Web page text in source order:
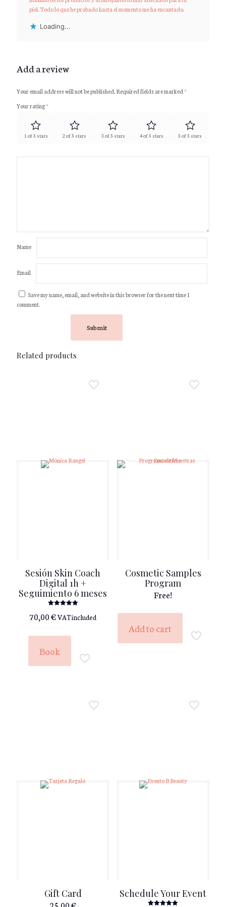
piel. Todo lo que he probado hasta el momento me ha encantado.
Loading...
Add a review
Your email address will not be published.Required fields are marked*
Your rating*
1 of 5 stars 2 of 5 stars 3 of 5 stars 4 of 5 stars 5 of 5 stars
Name
Email
Save my name, email, and website in this browser for the next time I
comment.
Related products
Sesión Skin Coach
Digital 1h +
Seguimiento 6 meses
5.00
out of 5
70,00€VAT included
Book
Cosmetic Samples
Program
Free!
Add to cart
Gift Card
25,00€
Schedule Your Event